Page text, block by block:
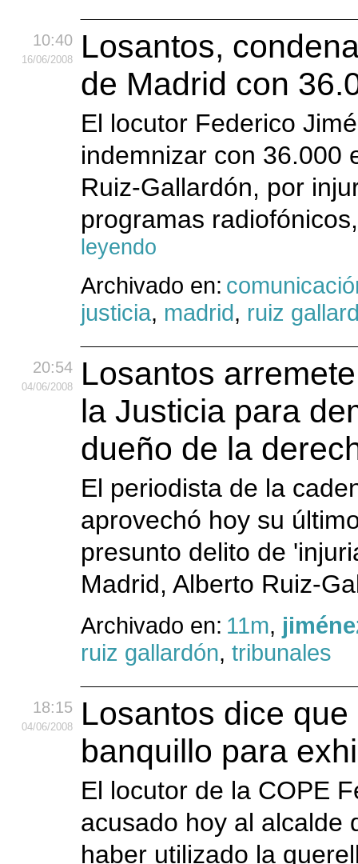
10:40
16/06/2008
Losantos,
de Madrid con
El locutor Federico
indemnizar con 36.000
Ruiz-Gallardón, por
programas
leyendo
Archivado en:
justicia, madrid, ruiz
20:54
04/06/2008
Losantos
la Justicia para
dueño de la
El periodista de la
aprovechó hoy su
presunto delito de
Madrid, Alberto Ruiz-
Archivado en: 11m,
ruiz gallardón, tribunales
18:15
04/06/2008
Losantos dice
banquillo para
El locutor de la COPE
acusado hoy al alcalde
haber utilizado la